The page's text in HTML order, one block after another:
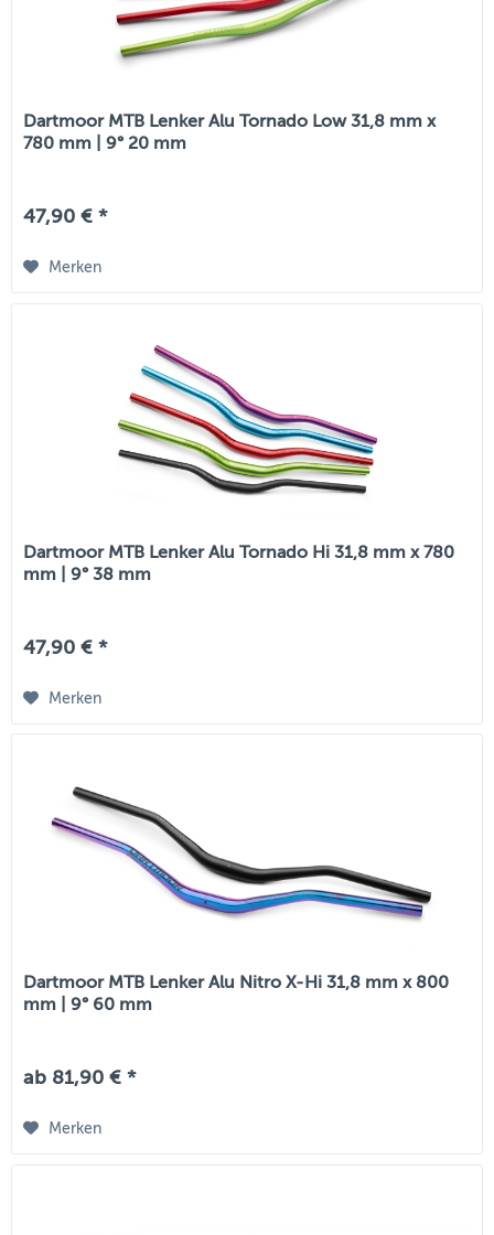
Dartmoor MTB Lenker Alu Tornado Low 31,8 mm x
780 mm | 9° 20 mm
47,90 € *
Merken
Dartmoor MTB Lenker Alu Tornado Hi 31,8 mm x 780
mm | 9° 38 mm
47,90 € *
Merken
Dartmoor MTB Lenker Alu Nitro X-Hi 31,8 mm x 800
mm | 9° 60 mm
ab 81,90 € *
Merken